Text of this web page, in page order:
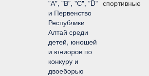
"А", "В", "С", "D"
и Первенство
Республики
Алтай среди
детей, юношей
и юниоров по
конкуру и
двоеборью
спортивные